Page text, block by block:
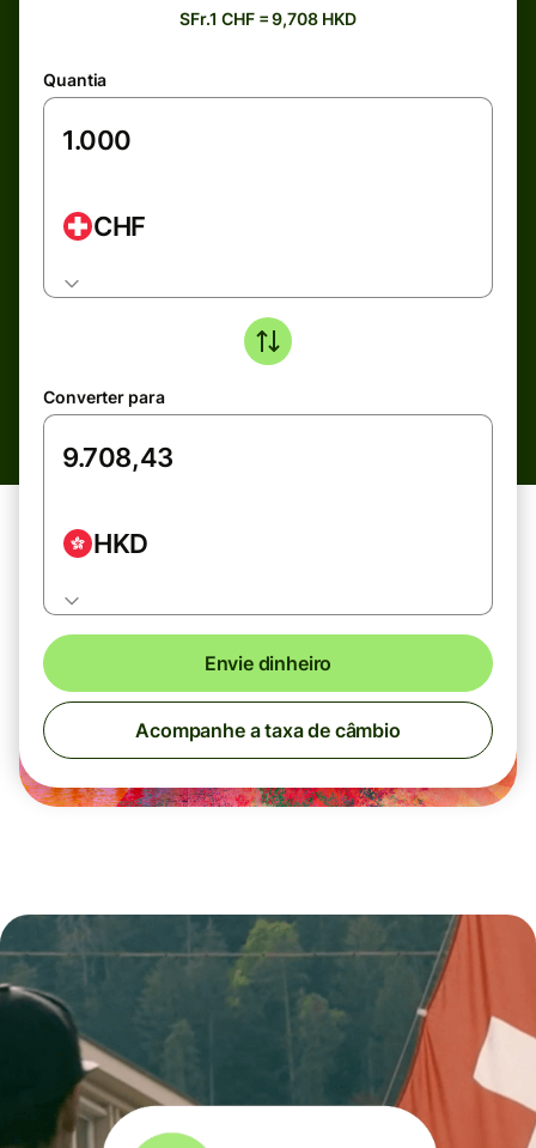
SFr.1 CHF = 9,708 HKD
Quantia
CHF
Converter para
HKD
Envie dinheiro
Acompanhe a taxa de câmbio